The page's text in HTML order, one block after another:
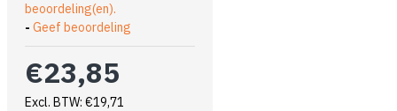
beoordeling(en).
- Geef beoordeling
€23,85
Excl. BTW: €19,71